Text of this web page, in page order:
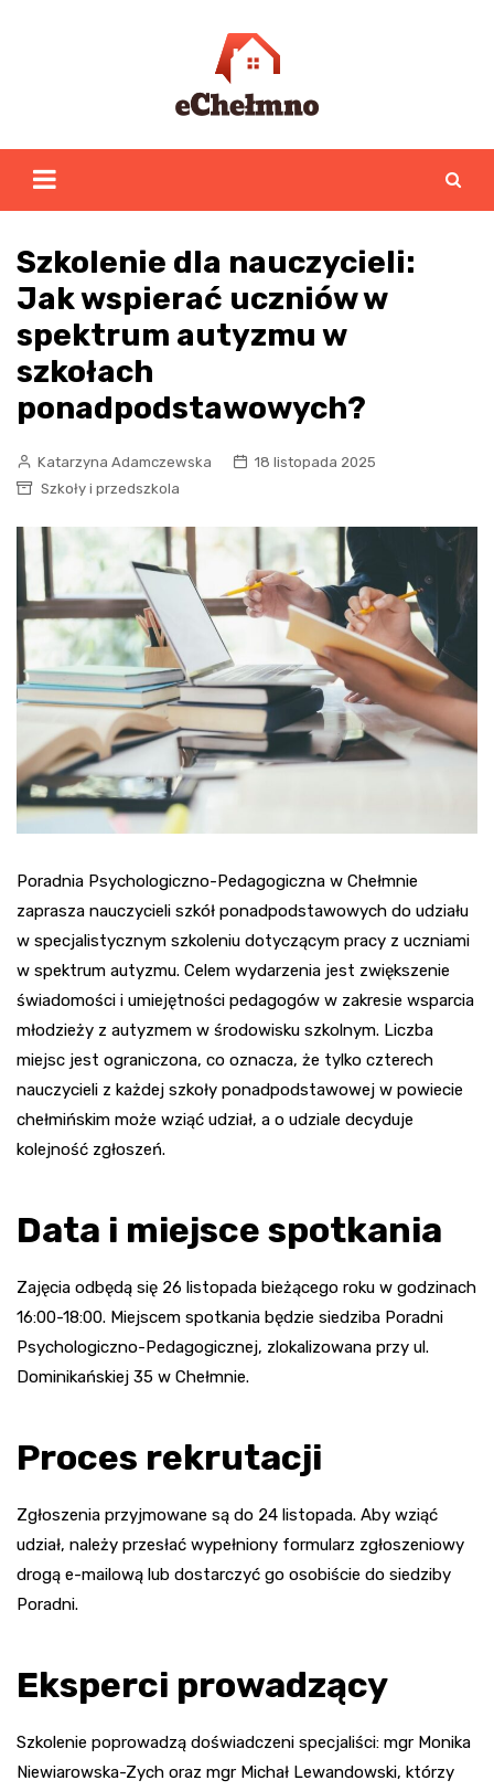
Szkolenie dla nauczycieli:
Jak wspierać uczniów w
spektrum autyzmu w
szkołach
ponadpodstawowych?
Katarzyna Adamczewska
18 listopada 2025
Szkoły i przedszkola
Poradnia Psychologiczno-Pedagogiczna w Chełmnie
zaprasza nauczycieli szkół ponadpodstawowych do udziału
w specjalistycznym szkoleniu dotyczącym pracy z uczniami
w spektrum autyzmu. Celem wydarzenia jest zwiększenie
świadomości i umiejętności pedagogów w zakresie wsparcia
młodzieży z autyzmem w środowisku szkolnym. Liczba
miejsc jest ograniczona, co oznacza, że tylko czterech
nauczycieli z każdej szkoły ponadpodstawowej w powiecie
chełmińskim może wziąć udział, a o udziale decyduje
kolejność zgłoszeń.
Data i miejsce spotkania
Zajęcia odbędą się 26 listopada bieżącego roku w godzinach
16:00-18:00. Miejscem spotkania będzie siedziba Poradni
Psychologiczno-Pedagogicznej, zlokalizowana przy ul.
Dominikańskiej 35 w Chełmnie.
Proces rekrutacji
Zgłoszenia przyjmowane są do 24 listopada. Aby wziąć
udział, należy przesłać wypełniony formularz zgłoszeniowy
drogą e-mailową lub dostarczyć go osobiście do siedziby
Poradni.
Eksperci prowadzący
Szkolenie poprowadzą doświadczeni specjaliści: mgr Monika
Niewiarowska-Zych oraz mgr Michał Lewandowski, którzy